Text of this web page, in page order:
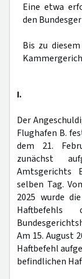
Eine etwa
den
Bis zu
I.
Der
Flughafen B.
dem 21.
zunächst
Amtsgerichts
selben Tag.
2025 wurde
Haftbefehls
Am 15. August
Haftbefehl
befindlichen